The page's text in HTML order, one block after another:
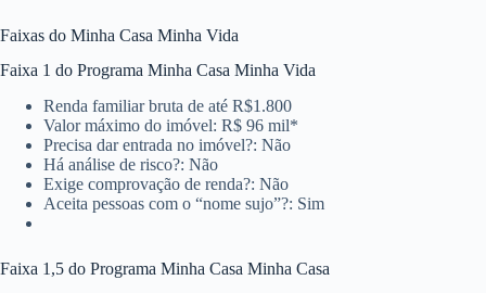
Faixas do Minha Casa Minha Vida
Faixa 1 do Programa Minha Casa Minha Vida
Renda familiar bruta de até R$1.800
Valor máximo do imóvel: R$ 96 mil*
Precisa dar entrada no imóvel?: Não
Há análise de risco?: Não
Exige comprovação de renda?: Não
Aceita pessoas com o “nome sujo”?: Sim
Faixa 1,5 do Programa Minha Casa Minha Casa